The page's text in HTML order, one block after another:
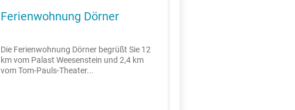
Ferienwohnung Dörner
Die Ferienwohnung Dörner begrüßt Sie 12
km vom Palast Weesenstein und 2,4 km
vom Tom-Pauls-Theater...